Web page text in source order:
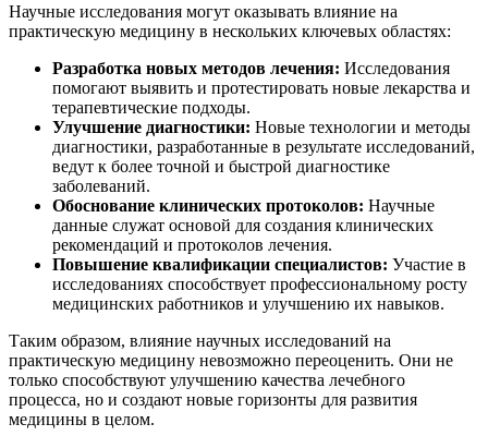
Научные исследования могут оказывать влияние на
практическую медицину в нескольких ключевых областях:
Разработка новых методов лечения: Исследования
помогают выявить и протестировать новые лекарства и
терапевтические подходы.
Улучшение диагностики: Новые технологии и методы
диагностики, разработанные в результате исследований,
ведут к более точной и быстрой диагностике
заболеваний.
Обоснование клинических протоколов: Научные
данные служат основой для создания клинических
рекомендаций и протоколов лечения.
Повышение квалификации специалистов: Участие в
исследованиях способствует профессиональному росту
медицинских работников и улучшению их навыков.
Таким образом, влияние научных исследований на
практическую медицину невозможно переоценить. Они не
только способствуют улучшению качества лечебного
процесса, но и создают новые горизонты для развития
медицины в целом.